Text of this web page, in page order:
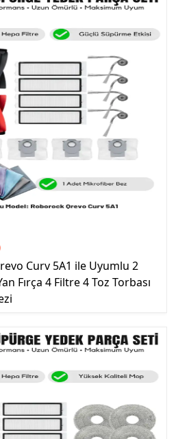
Curv 5A1 ile Uyumlu 2
Fırça 4 Filtre 4 Toz Torbası